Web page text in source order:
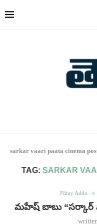
sarkar vaari paata cinema
TAG: SARKAR
Filmy Adda
మహేష్ బాబు “సర్కార్